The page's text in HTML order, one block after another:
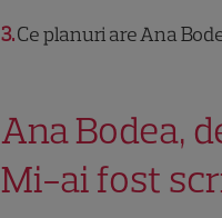
3Ce planuri are Ana
Ana Bodea,
Mi-ai fost